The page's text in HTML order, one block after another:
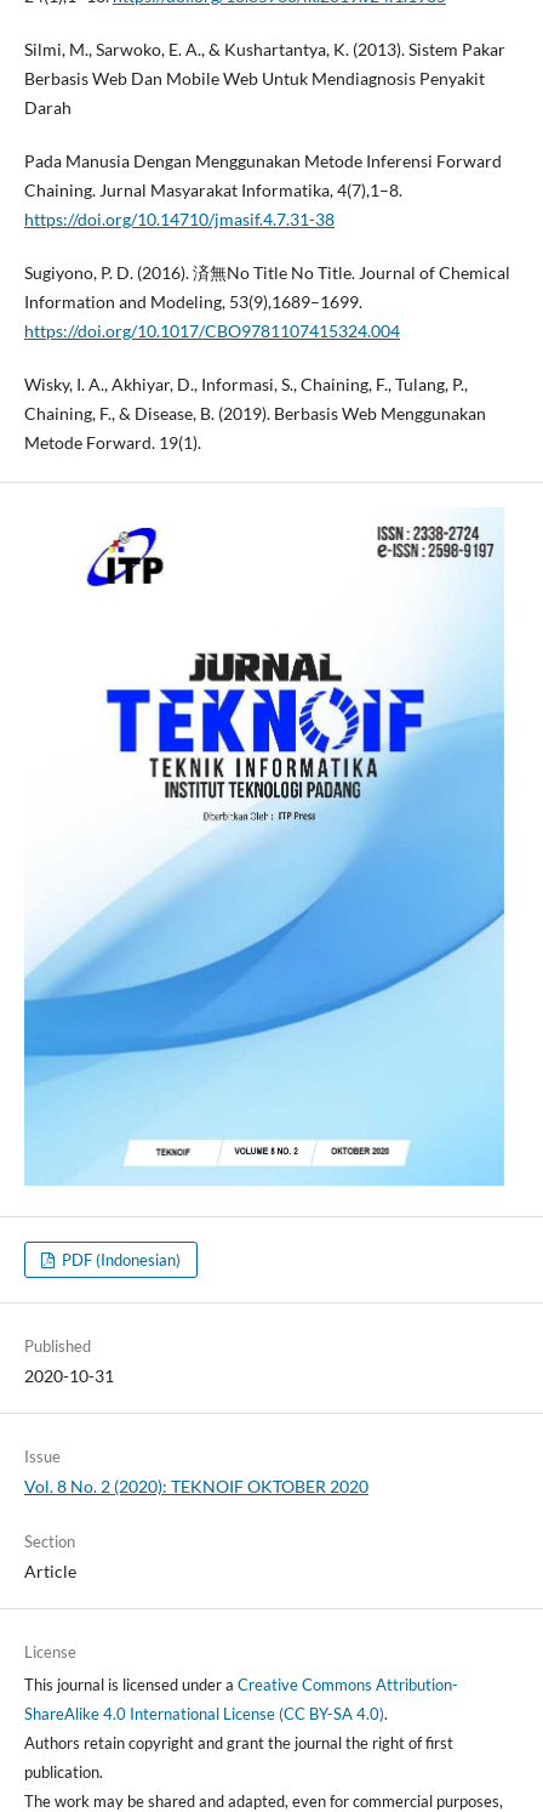
Silmi, M., Sarwoko, E. A., & Kushartantya, K. (2013). Sistem Pakar
Berbasis Web Dan Mobile Web Untuk Mendiagnosis Penyakit
Darah
Pada Manusia Dengan Menggunakan Metode Inferensi Forward
Chaining. Jurnal Masyarakat Informatika, 4(7),1–8.
https://doi.org/10.14710/jmasif.4.7.31-38
Sugiyono, P. D. (2016). 済無No Title No Title. Journal of Chemical
Information and Modeling, 53(9),1689–1699.
https://doi.org/10.1017/CBO9781107415324.004
Wisky, I. A., Akhiyar, D., Informasi, S., Chaining, F., Tulang, P.,
Chaining, F., & Disease, B. (2019). Berbasis Web Menggunakan
Metode Forward. 19(1).
PDF (Indonesian)
Published
2020-10-31
Issue
Vol. 8 No. 2 (2020): TEKNOIF OKTOBER 2020
Section
Article
License
This journal is licensed under a Creative Commons Attribution-
ShareAlike 4.0 International License (CC BY-SA 4.0).
Authors retain copyright and grant the journal the right of first
publication.
The work may be shared and adapted, even for commercial purposes,